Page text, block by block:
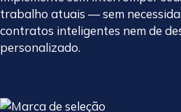
trabalho atuais — sem
contratos inteligentes nem de
personalizado.